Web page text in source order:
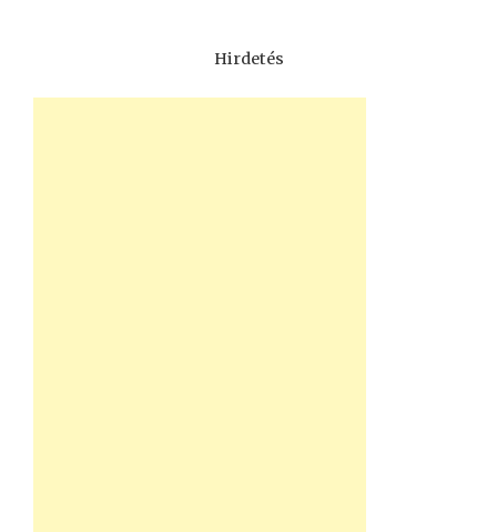
Hirdetés